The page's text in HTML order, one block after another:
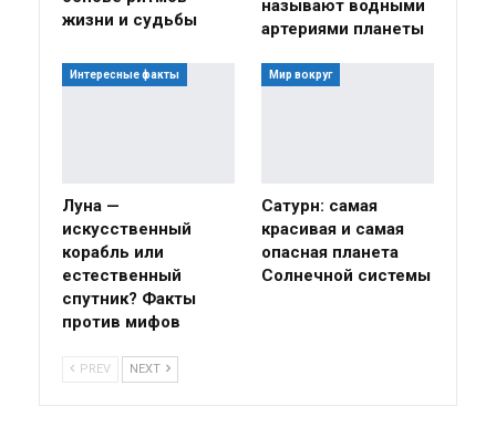
жизни и судьбы
называют водными
артериями планеты
Интересные факты
Луна —
искусственный
корабль или
естественный
спутник? Факты
против мифов
Мир вокруг
Сатурн: самая
красивая и самая
опасная планета
Солнечной системы
PREV NEXT